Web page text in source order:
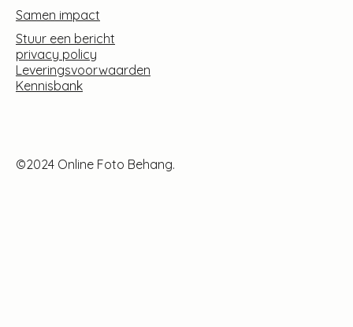
Samen impact
Stuur een bericht
privacy policy
Leveringsvoorwaarden
Kennisbank
©2024 Online Foto Behang.